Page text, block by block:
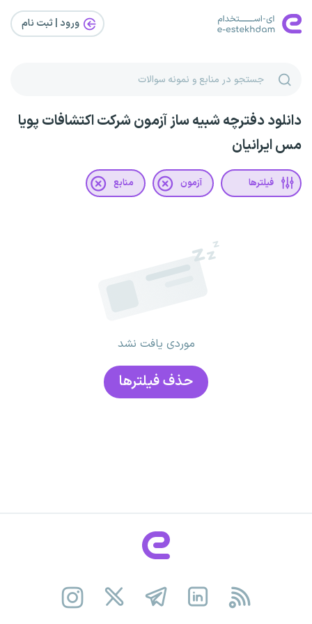
ورود | ثبت‌ نام
دانلود دفترچه شبیه ساز آزمون شرکت اکتشافات پویا
مس ایرانیان
فیلترها آزمون منابع
موردی یافت نشد
حذف فیلتر‌ها